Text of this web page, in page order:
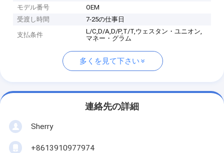
モデル番号
OEM
受渡し時間
7-25の仕事日
支払条件
L/C,D/A,D/P,T/T,ウェスタン・ユニオン,
マネー・グラム
多くを見て下さい
連絡先の詳細
Sherry
+8613910977974